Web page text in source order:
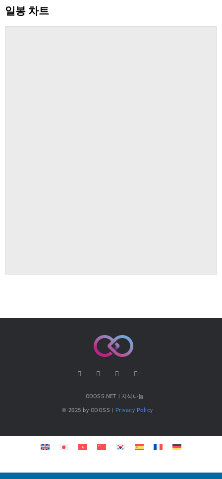
일봉 차트
COOSS.NET | 지식나눔
© 2025 by COOSS | Privacy Policy